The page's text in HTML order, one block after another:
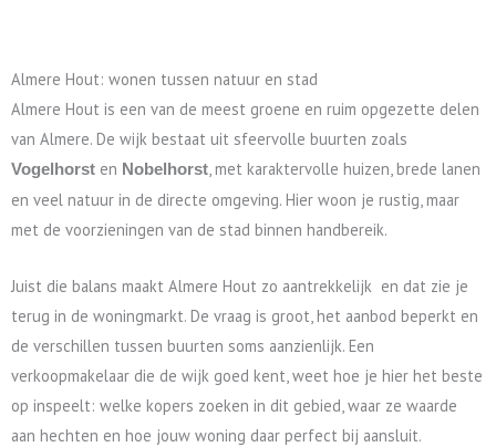
Almere Hout: wonen tussen natuur en stad
Almere Hout is een van de meest groene en ruim opgezette delen
van Almere. De wijk bestaat uit sfeervolle buurten zoals
Vogelhorst en Nobelhorst, met karaktervolle huizen, brede lanen
en veel natuur in de directe omgeving. Hier woon je rustig, maar
met de voorzieningen van de stad binnen handbereik.
Juist die balans maakt Almere Hout zo aantrekkelijk en dat zie je
terug in de woningmarkt. De vraag is groot, het aanbod beperkt en
de verschillen tussen buurten soms aanzienlijk. Een
verkoopmakelaar die de wijk goed kent, weet hoe je hier het beste
op inspeelt: welke kopers zoeken in dit gebied, waar ze waarde
aan hechten en hoe jouw woning daar perfect bij aansluit.